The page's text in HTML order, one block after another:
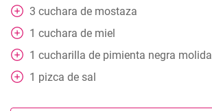
3 cuchara de mostaza
1 cuchara de miel
1 cucharilla de pimienta negra molida
1 pizca de sal